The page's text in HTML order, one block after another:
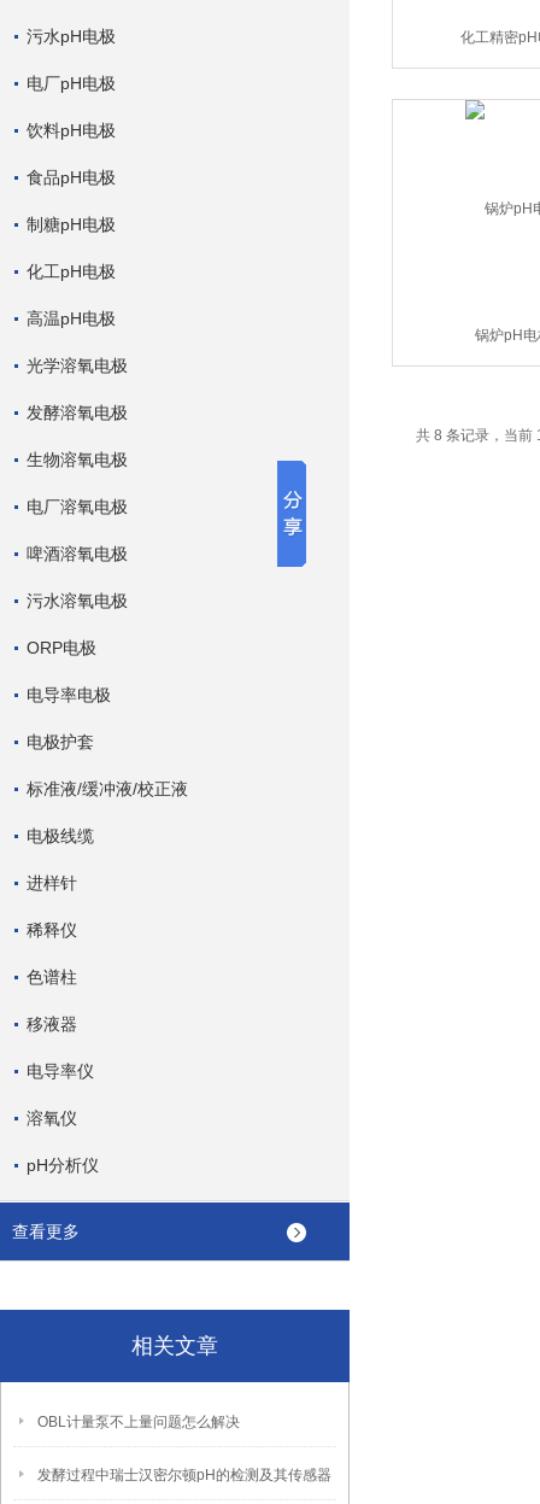
污水pH电极
电厂pH电极
饮料pH电极
食品pH电极
制糖pH电极
化工pH电极
高温pH电极
光学溶氧电极
发酵溶氧电极
生物溶氧电极
电厂溶氧电极
啤酒溶氧电极
污水溶氧电极
ORP电极
电导率电极
电极护套
标准液/缓冲液/校正液
电极线缆
进样针
稀释仪
色谱柱
移液器
电导率仪
溶氧仪
pH分析仪
查看更多
相关文章
OBL计量泵不上量问题怎么解决
发酵过程中瑞士汉密尔顿pH的检测及其传感器
化工精密
锅炉pH电
共 8 条记录，当